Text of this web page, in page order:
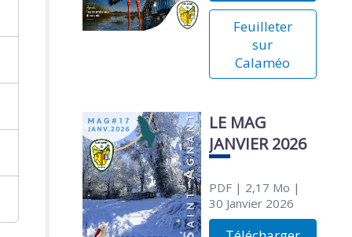
Feuilleter
sur
Calaméo
LE MAG
JANVIER 2026
PDF| 2,17 Mo |
30 Janvier 2026